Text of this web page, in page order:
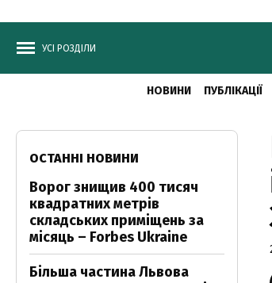
УСІ РОЗДІЛИ
НОВИНИ ПУБЛІКАЦІЇ
ОСТАННІ НОВИНИ
Ворог знищив 400 тисяч
квадратних метрів
складських приміщень за
місяць – Forbes Ukraine
Більша частина Львова